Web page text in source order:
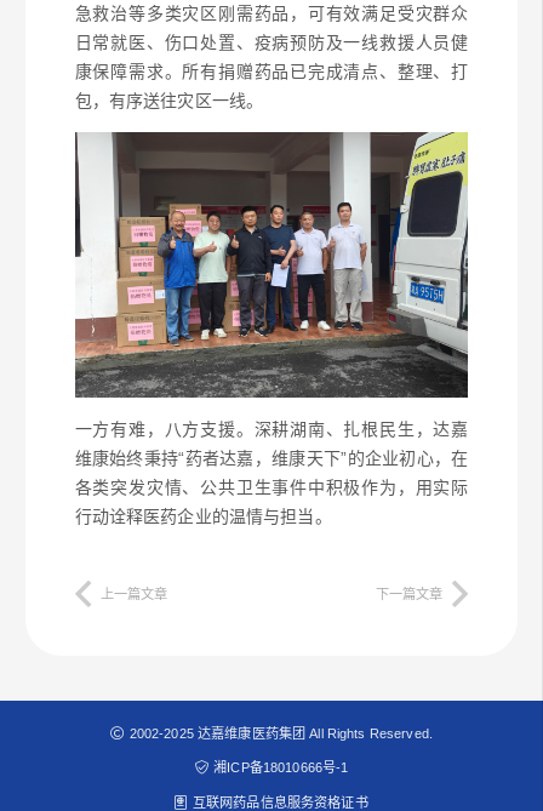
急救治等多类灾区刚需药品，可有效满足受灾群众
日常就医、伤口处置、疫病预防及一线救援人员健
康保障需求。所有捐赠药品已完成清点、整理、打
包，有序送往灾区一线。
一方有难，八方支援。深耕湖南、扎根民生，达嘉
维康始终秉持“药者达嘉，维康天下”的企业初心，在
各类突发灾情、公共卫生事件中积极作为，用实际
行动诠释医药企业的温情与担当。
上一篇文章 下一篇文章
2002-2025 达嘉维康医药集团 All Rights Reserved.
湘ICP备18010666号-1
互联网药品信息服务资格证书